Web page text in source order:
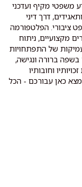
משפטי מקיף ועדכני
דרך דיני
ציבורי. הפלטפורמה
מקצועיים, ניתוח
של התפתחויות
ברורה ונגישה,
וחובותיו
כאן עבורכם - הכל